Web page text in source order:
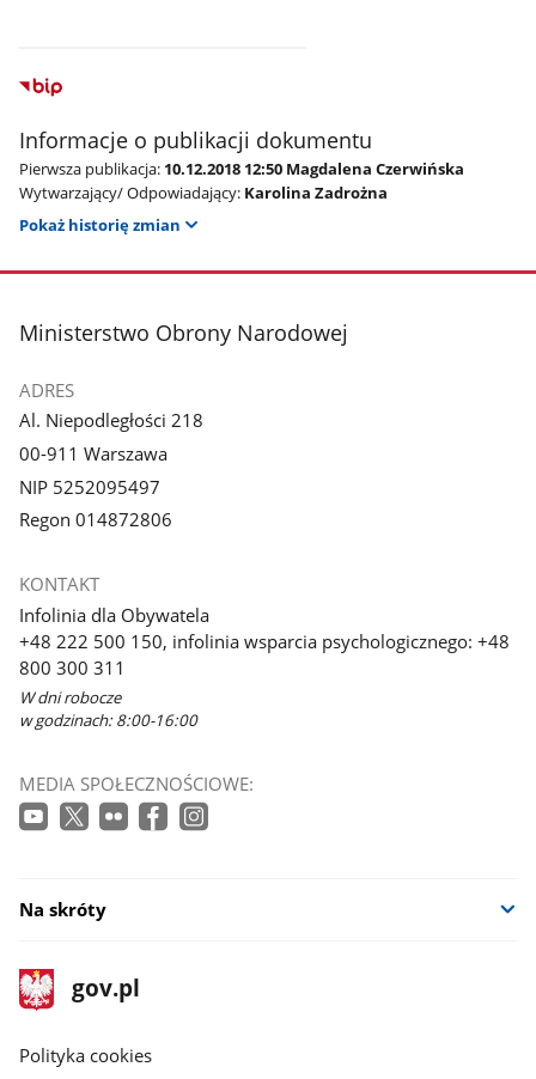
Informacje o publikacji dokumentu
Pierwsza publikacja: 10.12.2018 12:50 Magdalena Czerwińska
Wytwarzający/ Odpowiadający: Karolina Zadrożna
Pokaż historię zmian
stopka
Ministerstwo Obrony Narodowej
ADRES
Al. Niepodległości 218
00-911 Warszawa
NIP 5252095497
Regon 014872806
KONTAKT
Infolinia dla Obywatela
+48 222 500 150, infolinia wsparcia psychologicznego: +48
800 300 311
W dni robocze
w godzinach: 8:00-16:00
MEDIA SPOŁECZNOŚCIOWE:
Na skróty
stopka
gov.pl
Strona
gov.pl
gov.pl
Polityka cookies